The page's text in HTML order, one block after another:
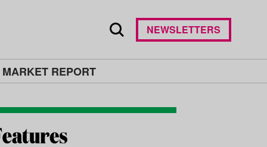
REPORT
NEWSLETTERS